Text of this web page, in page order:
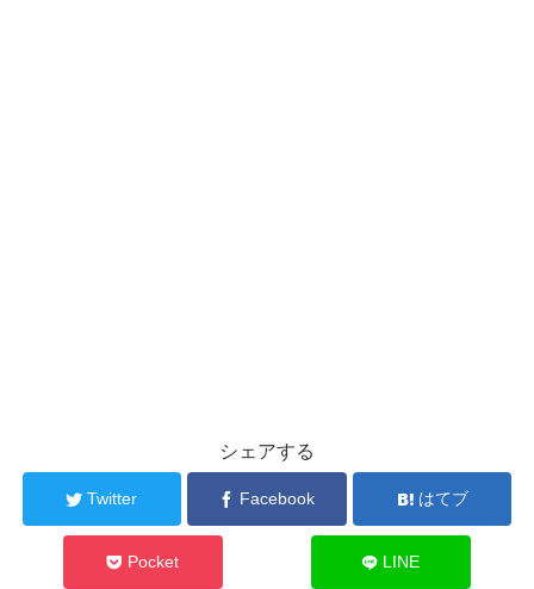
シェアする
Twitter Facebook はてブ
Pocket LINE